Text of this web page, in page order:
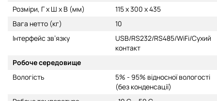
Розміри, Г х Ш х В (мм)
115 х 300 х 435
Вага нетто (кг)
10
Інтерфейс зв’язку
USB/RS232/RS485/WiFi/Сухий
контакт
Робоче середовище
Вологість
5% - 95% відносної вологості
(без конденсації)